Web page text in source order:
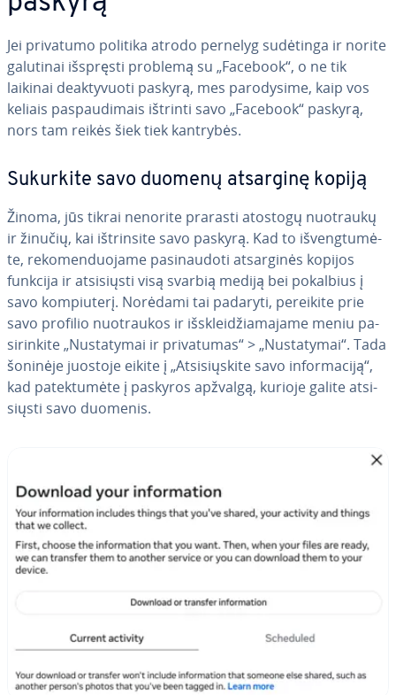
Jei privatumo politika atrodo pernelyg sudėtinga ir norite
galutinai išspręsti problemą su „Facebook“, o ne tik
laikinai de­ak­ty­vuo­ti paskyrą, mes pa­ro­dy­si­me, kaip vos
keliais pa­spau­di­mais ištrinti savo „Facebook“ paskyrą,
nors tam reikės šiek tiek kantrybės.
Sukurkite savo duomenų atsarginę kopiją
Žinoma, jūs tikrai nenorite prarasti atostogų nuotraukų
ir žinučių, kai iš­trin­si­te savo paskyrą. Kad to iš­veng­tu­mė­
te, re­ko­men­duo­ja­me pa­si­nau­do­ti at­sar­gi­nės kopijos
funkcija ir at­si­siųs­ti visą svarbią mediją bei pokalbius į
savo kom­piu­te­rį. Norėdami tai padaryti, pereikite prie
savo profilio nuo­trau­kos ir iš­sklei­džia­ma­ja­me meniu pa­
si­rin­ki­te „Nu­sta­ty­mai ir pri­va­tu­mas“ > „Nu­sta­ty­mai“. Tada
šoninėje juostoje eikite į „At­si­sių­s­ki­te savo in­for­ma­ci­ją“,
kad pa­tek­tu­mė­te į paskyros apžvalgą, kurioje galite at­si­
siųs­ti savo duomenis.